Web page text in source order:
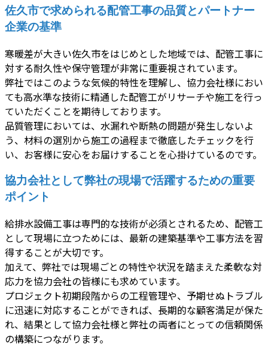
佐久市で求められる配管工事の品質とパートナー
企業の基準
寒暖差が大きい佐久市をはじめとした地域では、配管工事に
対する耐久性や保守管理が非常に重要視されています。
弊社ではこのような気候的特性を理解し、協力会社様におい
ても高水準な技術に精通した配管工がリサーチや施工を行っ
ていただくことを期待しております。
品質管理においては、水漏れや断熱の問題が発生しないよ
う、材料の選別から施工の過程まで徹底したチェックを行
い、お客様に安心をお届けすることを心掛けているのです。
協力会社として弊社の現場で活躍するための重要
ポイント
給排水設備工事は専門的な技術が必須とされるため、配管工
として現場に立つためには、最新の建築基準や工事方法を習
得することが大切です。
加えて、弊社では現場ごとの特性や状況を踏まえた柔軟な対
応力を協力会社の皆様にも求めています。
プロジェクト初期段階からの工程管理や、予期せぬトラブル
に迅速に対応することができれば、長期的な顧客満足が保た
れ、結果として協力会社様と弊社の両者にとっての信頼関係
の構築につながります。